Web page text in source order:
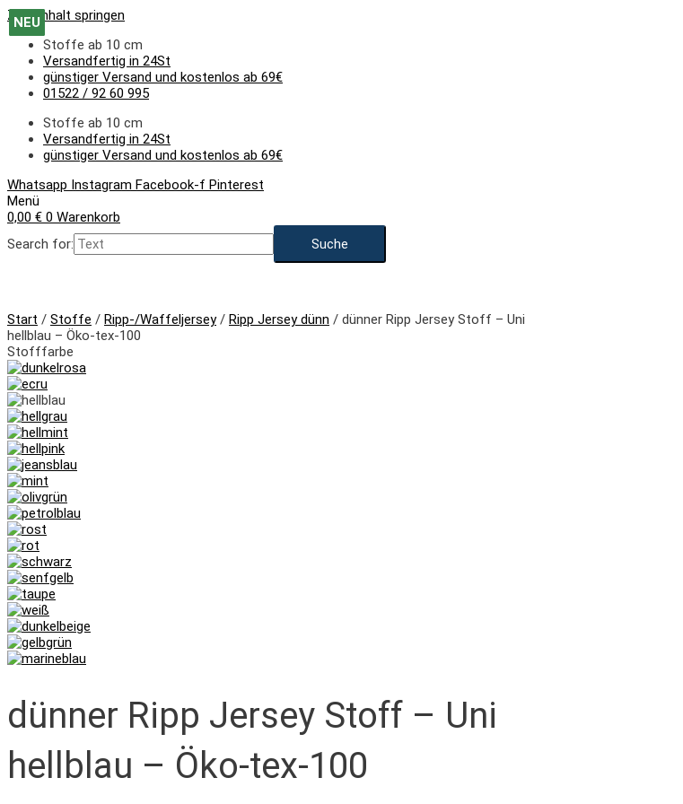
Zum Inhalt springen
Stoffe ab 10 cm
Versandfertig in 24St
günstiger Versand und kostenlos ab 69€
01522 / 92 60 995
Stoffe ab 10 cm
Versandfertig in 24St
günstiger Versand und kostenlos ab 69€
Whatsapp Instagram Facebook-f Pinterest
Menü
0,00 € 0 Warenkorb
Search for:
Start / Stoffe / Ripp-/Waffeljersey/ Ripp Jersey dünn / dünner Ripp Jersey Stoff – Uni
hellblau – Öko-tex-100
Stofffarbe
dünner Ripp Jersey Stoff – Uni
hellblau – Öko-tex-100
NEU
NEU
NEU
NEU
NEU
NEU
NEU
NEU
NEU
NEU
NEU
NEU